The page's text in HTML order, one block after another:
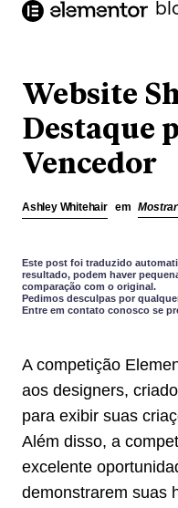
conteúdo
Website
Destaque
Vencedor
Ashley Whitehair em Mostrar
Este post foi traduzido
resultado, podem haver
comparação com o original.
Pedimos desculpas por
Entre em contato conosco se
A competição
aos designers,
para exibir suas
Além disso, a
excelente
demonstrarem suas